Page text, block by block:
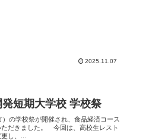
2025.11.07
発短期大学校 学校祭
の学校祭が開催され、食品経済コース
だきました。 今回は、高校生レスト
し、...